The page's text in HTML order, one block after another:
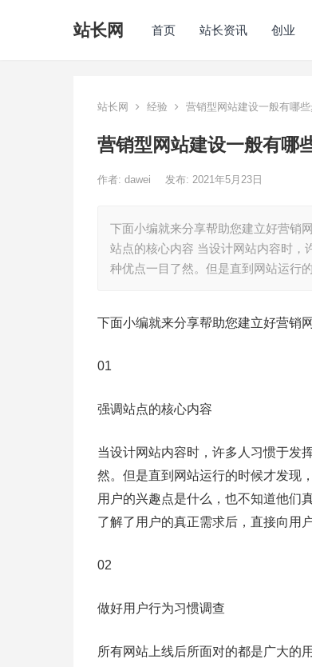
站长网 首页 站长资讯 创业
站长网 经验 营销型网站建设一般有哪些
营销型网站建设一般有哪
作者: dawei 发布: 2021年5月23日
下面小编就来分享帮助您建立好营销
站点的核心内容 当设计网站内容时，
种优点一目了然。但是直到网站运行
下面小编就来分享帮助您建立好营销
01
强调站点的核心内容
当设计网站内容时，许多人习惯于发
然。但是直到网站运行的时候才发现
用户的兴趣点是什么，也不知道他们
了解了用户的真正需求后，直接向用
02
做好用户行为习惯调查
所有网站上线后所面对的都是广大的